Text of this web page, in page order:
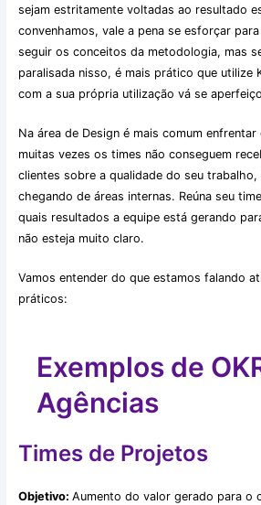
sejam estritamente voltadas ao resultado
convenhamos, vale a pena se esforçar
seguir os conceitos da metodologia, mas
paralisada nisso, é mais prático que utilize
com a sua própria utilização vá se
Na área de Design é mais comum
muitas vezes os times não conseguem
clientes sobre a qualidade do seu
chegando de áreas internas. Reúna seu
quais resultados a equipe está gerando
não esteja muito claro.
Vamos entender do que estamos falando
práticos:
Exemplos de
Agências
Times de Projetos
Objetivo: Aumento do valor gerado para o